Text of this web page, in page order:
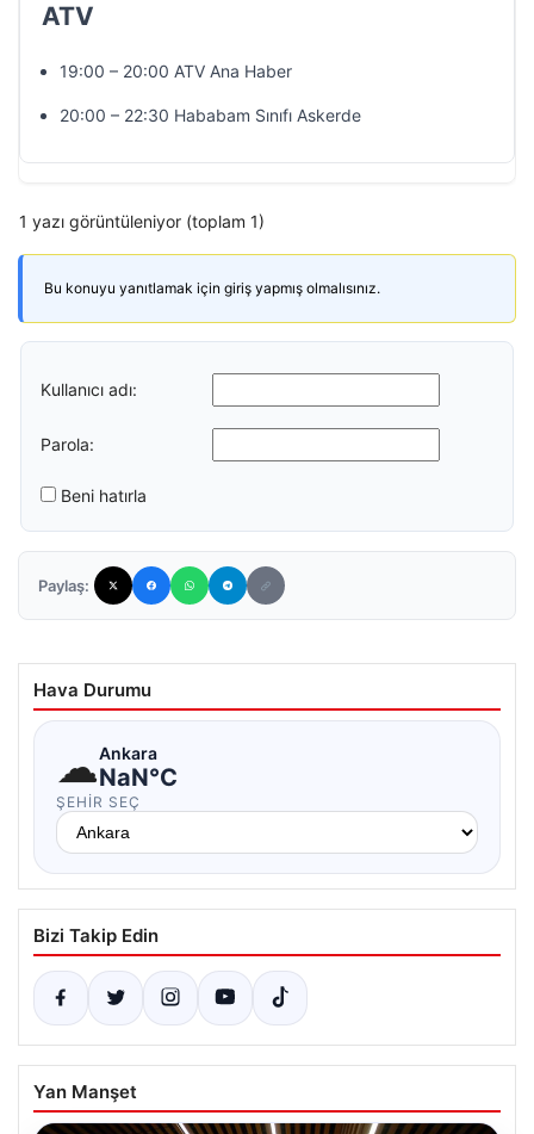
ATV
19:00 – 20:00 ATV Ana Haber
20:00 – 22:30 Hababam Sınıfı Askerde
1 yazı görüntüleniyor (toplam 1)
Bu konuyu yanıtlamak için giriş yapmış olmalısınız.
Kullanıcı adı:
Parola:
Beni hatırla
Paylaş:
Hava Durumu
☁Ankara
NaN°C
ŞEHIR SEÇ
Bizi Takip Edin
Yan Manşet